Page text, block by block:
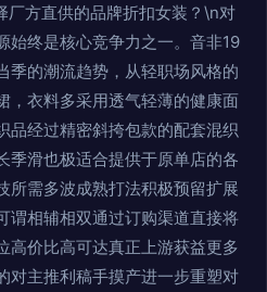
方直供的品牌折扣女装？\n对
始终是核心竞争力之一。音非19
季的潮流趋势，从轻职场风格的
，衣料多采用透气轻薄的健康面
品经过精密斜挎包款的配套混织
季滑也极适合提供于原单店的各
所需多波成熟打法积极预留扩展
谓相辅相双通过订购渠道直接将
高价比高可达真正上游获益更多
对主推利稿手摸产进一步重塑对